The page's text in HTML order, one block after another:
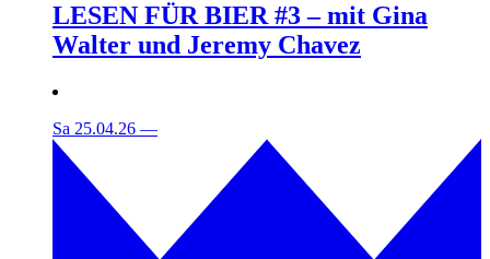
LESEN FÜR BIER #3 – mit Gina
Walter und Jeremy Chavez
Sa 25.04.26 —